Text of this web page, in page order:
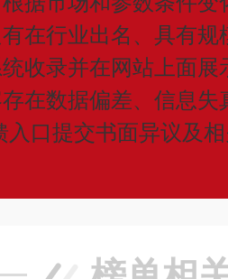
在行业出名、具有
收录并在网站上面
在数据偏差、信息
入口提交书面异议及